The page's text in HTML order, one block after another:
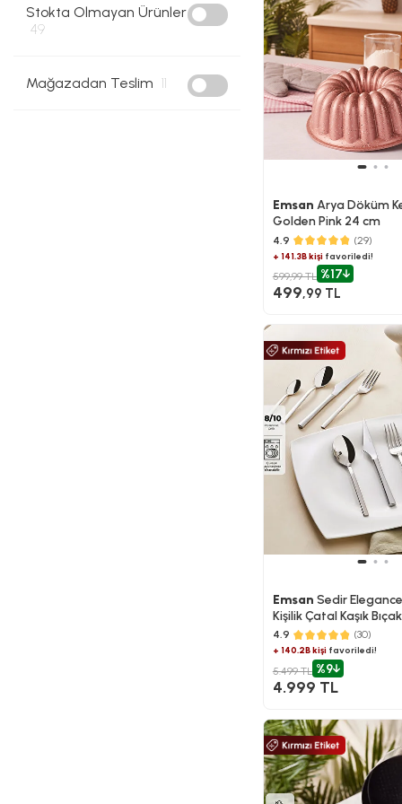
Stokta Olmayan Ürünler
49
Mağazadan Teslim 11
Emsan Arya Döküm
Golden Pink 24 cm
4.9 (29)
+ 141.3B kişifavoriledi!
599,99 TL %17
499,99 TL
Emsan Sedir
Kişilik Çatal Kaşık
4.9 (30)
+ 140.2B kişifavoriledi!
5.499 TL %9
4.999 TL